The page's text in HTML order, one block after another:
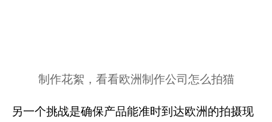
制作花絮，看看欧洲制作公司怎么拍猫
另一个挑战是确保产品能准时到达欧洲的拍摄现